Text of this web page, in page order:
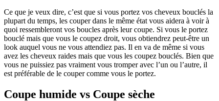
Ce que je veux dire, c’est que si vous portez vos cheveux bouclés la
plupart du temps, les couper dans le même état vous aidera à voir à
quoi ressembleront vos boucles après leur coupe. Si vous le portez
bouclé mais que vous le coupez droit, vous obtiendrez peut-être un
look auquel vous ne vous attendiez pas. Il en va de même si vous
avez les cheveux raides mais que vous les coupez bouclés. Bien que
vous ne puissiez pas vraiment vous tromper avec l’un ou l’autre, il
est préférable de le couper comme vous le portez.
Coupe humide vs Coupe sèche